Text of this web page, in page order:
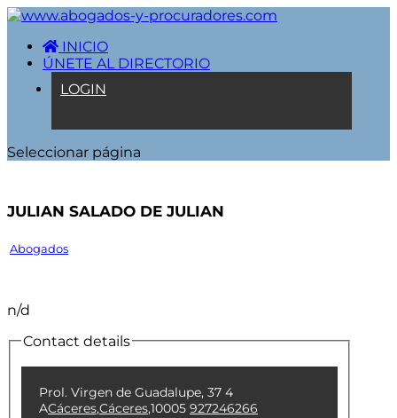
INICIO
ÚNETE AL DIRECTORIO
LOGIN
Seleccionar página
JULIAN SALADO DE JULIAN
Abogados
n/d
Contact details
Prol. Virgen de Guadalupe, 37 4
ACáceres,Cáceres,10005 927246266